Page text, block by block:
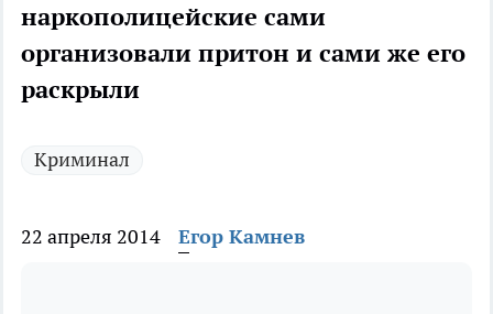
наркополицейские сами
организовали притон и сами же его
раскрыли
Криминал
22 апреля 2014 Егор Камнев